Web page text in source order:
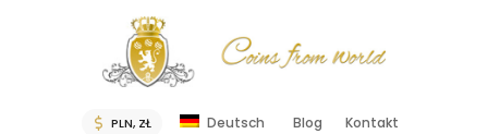
Deutsch Blog Kontakt